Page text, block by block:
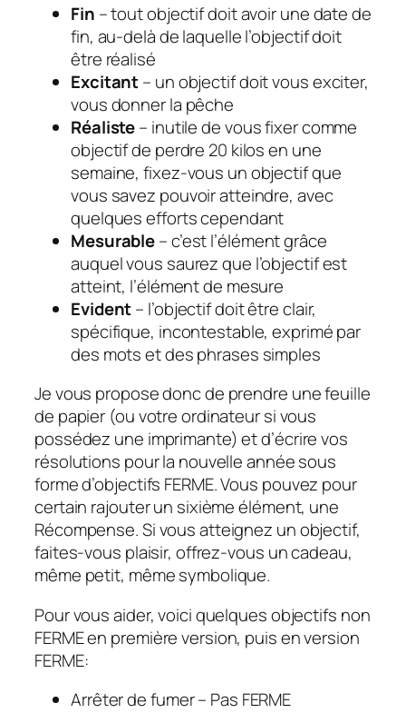
Fin – tout objectif doit avoir une date de
fin, au-delà de laquelle l’objectif doit
être réalisé
Excitant– un objectif doit vous exciter,
vous donner la pêche
Réaliste– inutile de vous fixer comme
objectif de perdre 20 kilos en une
semaine, fixez-vous un objectif que
vous savez pouvoir atteindre, avec
quelques efforts cependant
Mesurable– c’est l’élément grâce
auquel vous saurez que l’objectif est
atteint, l’élément de mesure
Evident– l’objectif doit être clair,
spécifique, incontestable, exprimé par
des mots et des phrases simples
Je vous propose donc de prendre une feuille
de papier (ou votre ordinateur si vous
possédez une imprimante) et d’écrire vos
résolutions pour la nouvelle année sous
forme d’objectifs FERME. Vous pouvez pour
certain rajouter un sixième élément, une
Récompense. Si vous atteignez un objectif,
faites-vous plaisir, offrez-vous un cadeau,
même petit, même symbolique.
Pour vous aider, voici quelques objectifs non
FERME en première version, puis en version
FERME:
Arrêter de fumer – Pas FERME